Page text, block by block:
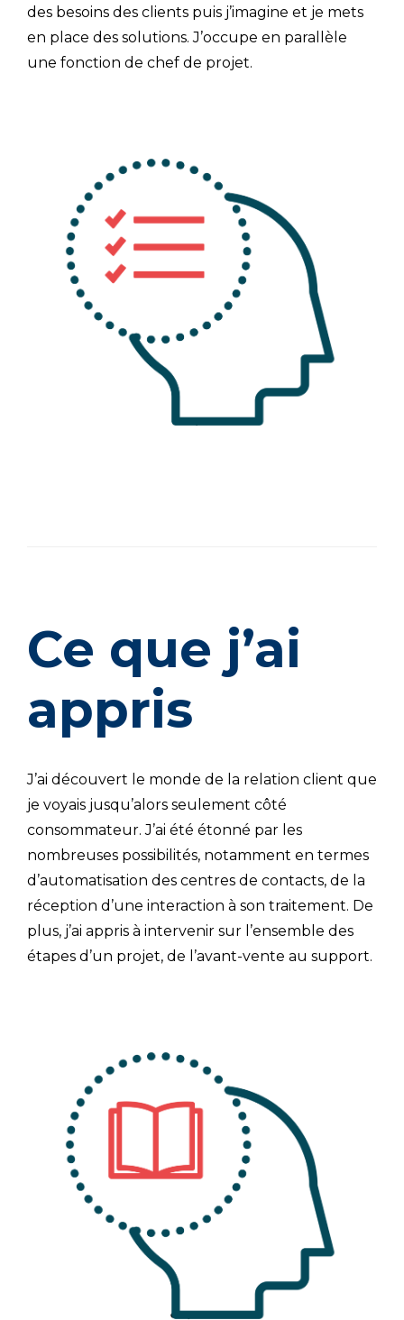
des besoins des clients puis j’imagine et je mets
en place des solutions. J’occupe en parallèle
une fonction de chef de projet.
Ce que j’ai
appris
J’ai découvert le monde de la relation client que
je voyais jusqu’alors seulement côté
consommateur. J’ai été étonné par les
nombreuses possibilités, notamment en termes
d’automatisation des centres de contacts, de la
réception d’une interaction à son traitement. De
plus, j’ai appris à intervenir sur l’ensemble des
étapes d’un projet, de l’avant-vente au support.